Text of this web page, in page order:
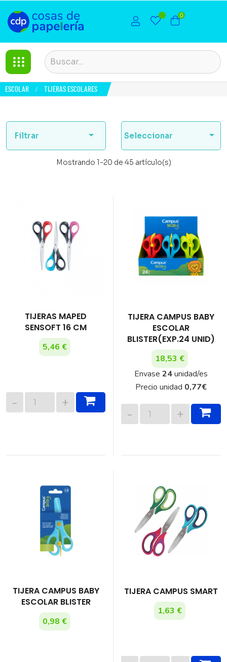
0
ESCOLAR TIJERAS ESCOLARES
Filtrar  Seleccionar 
Mostrando 1-20 de 45 artículo(s)
TIJERAS MAPED
SENSOFT 16 CM
5,46 €
TIJERA CAMPUS BABY
ESCOLAR
BLISTER(EXP.24 UNID)
18,53 €
Envase 24unidad/es
Precio unidad 0,77€
TIJERA CAMPUS BABY
ESCOLAR BLISTER
0,98 €
TIJERA CAMPUS SMART
1,63 €